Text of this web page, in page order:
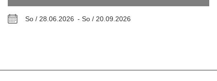
So / 28.06.2026 - So / 20.09.2026